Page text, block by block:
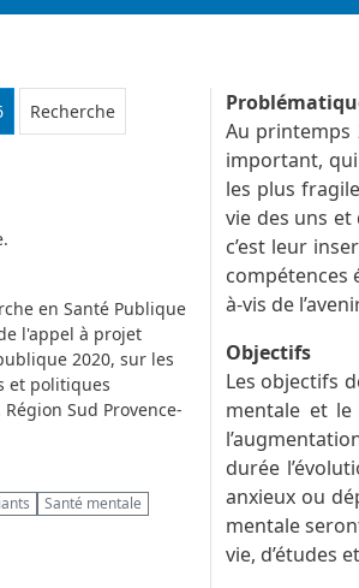
Rubrique :
Recherche
en Santé Publique
l'appel à projet
2020, sur les
et politiques
Sud Provence-
Santé mentale
Au printemps
important,
les plus
vie des uns
c’est leur
compétences
à-vis de
Objectifs
Les objectifs
mentale et le
durée
anxieux ou
mentale
vie, d’études